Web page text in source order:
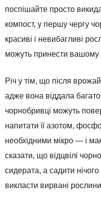
поспішайте просто
компост, у першу чергу
красиві і невибагливі
можуть принести вашому
Річ у тім, що після
адже вона віддала
чорнобривці можуть
напитати її азотом,
необхідними мікро — і
сказати, що відцвілі
сидерата, а садити
викласти вирвані